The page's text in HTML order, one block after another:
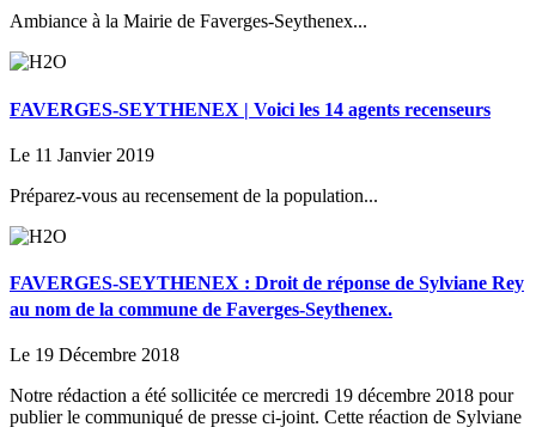
Ambiance à la Mairie de Faverges-Seythenex...
FAVERGES-SEYTHENEX | Voici les 14 agents recenseurs
Le 11 Janvier 2019
Préparez-vous au recensement de la population...
FAVERGES-SEYTHENEX : Droit de réponse de Sylviane Rey
au nom de la commune de Faverges-Seythenex.
Le 19 Décembre 2018
Notre rédaction a été sollicitée ce mercredi 19 décembre 2018 pour
publier le communiqué de presse ci-joint. Cette réaction de Sylviane